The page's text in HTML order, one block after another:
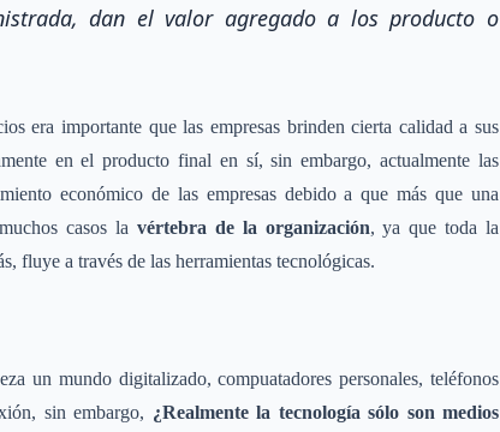
dan el valor agregado a los producto o
era importante que las empresas brinden cierta calidad a sus
en el producto final en sí, sin embargo, actualmente las
económico de las empresas debido a que más que una
casos la vértebra de la organización, ya que toda la
fluye a través de las herramientas tecnológicas.
un mundo digitalizado, compuatadores personales, teléfonos
sin embargo, ¿Realmente la tecnología sólo son medios